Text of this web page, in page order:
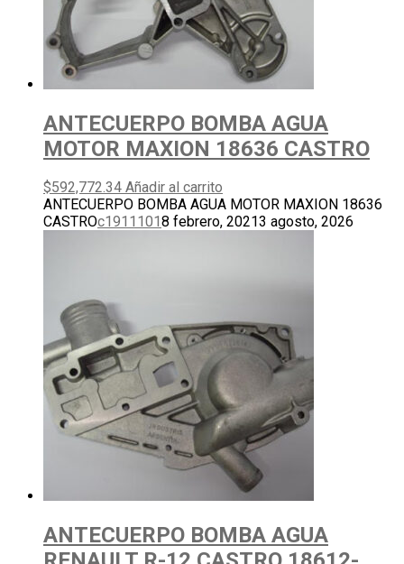
ANTECUERPO BOMBA AGUA
MOTOR MAXION 18636 CASTRO
$592,772.34 Añadir al carrito
ANTECUERPO BOMBA AGUA MOTOR MAXION 18636
CASTROc1911101 8 febrero, 20213 agosto, 2026
ANTECUERPO BOMBA AGUA